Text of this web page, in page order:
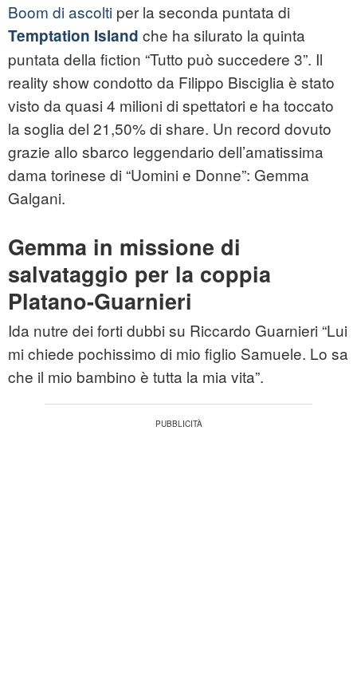
Boom di ascolti per la seconda puntata di
Temptation Island che ha silurato la quinta
puntata della fiction “Tutto può succedere 3”. Il
reality show condotto da Filippo Bisciglia è stato
visto da quasi 4 milioni di spettatori e ha toccato
la soglia del 21,50% di share. Un record dovuto
grazie allo sbarco leggendario dell’amatissima
dama torinese di “Uomini e Donne”: Gemma
Galgani.
Gemma in missione di
salvataggio per la coppia
Platano-Guarnieri
Ida nutre dei forti dubbi su Riccardo Guarnieri “Lui
mi chiede pochissimo di mio figlio Samuele. Lo sa
che il mio bambino è tutta la mia vita”.